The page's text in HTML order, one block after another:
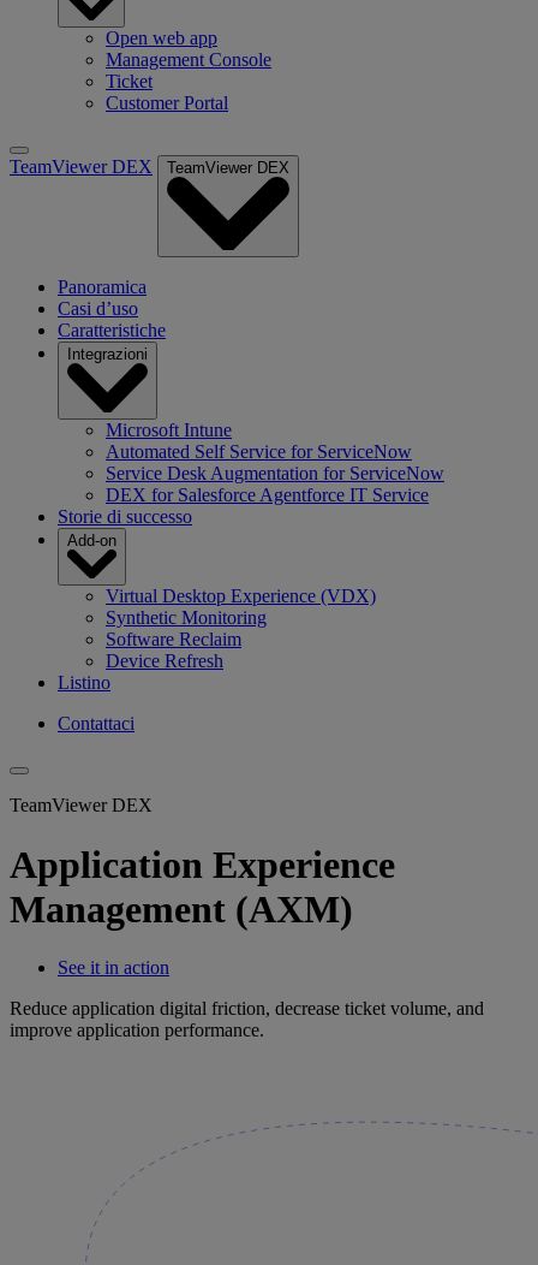
Open web app
Management Console
Ticket
Customer Portal
TeamViewer DEX TeamViewer DEX
Panoramica
Casi d’uso
Caratteristiche
Integrazioni
Microsoft Intune
Automated Self Service for ServiceNow
Service Desk Augmentation for ServiceNow
DEX for Salesforce Agentforce IT Service
Storie di successo
Add-on
Virtual Desktop Experience (VDX)
Synthetic Monitoring
Software Reclaim
Device Refresh
Listino
Contattaci
TeamViewer DEX
Application Experience
Management (AXM)
See it in action
Reduce application digital friction, decrease ticket volume, and
improve application performance.